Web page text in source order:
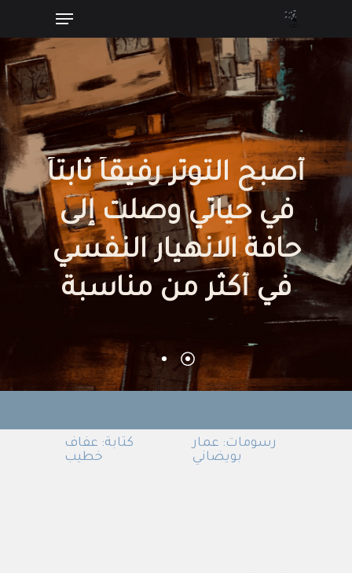
Menu
أصبح التوتر رفيقاً ثابتاً
في حياتي وصلت إلى
حافة الانهيار النفسي
في أكثر من مناسبة
كتابة: عفاف
خطيب
رسومات: عمار
بويضاني
Close
Menu